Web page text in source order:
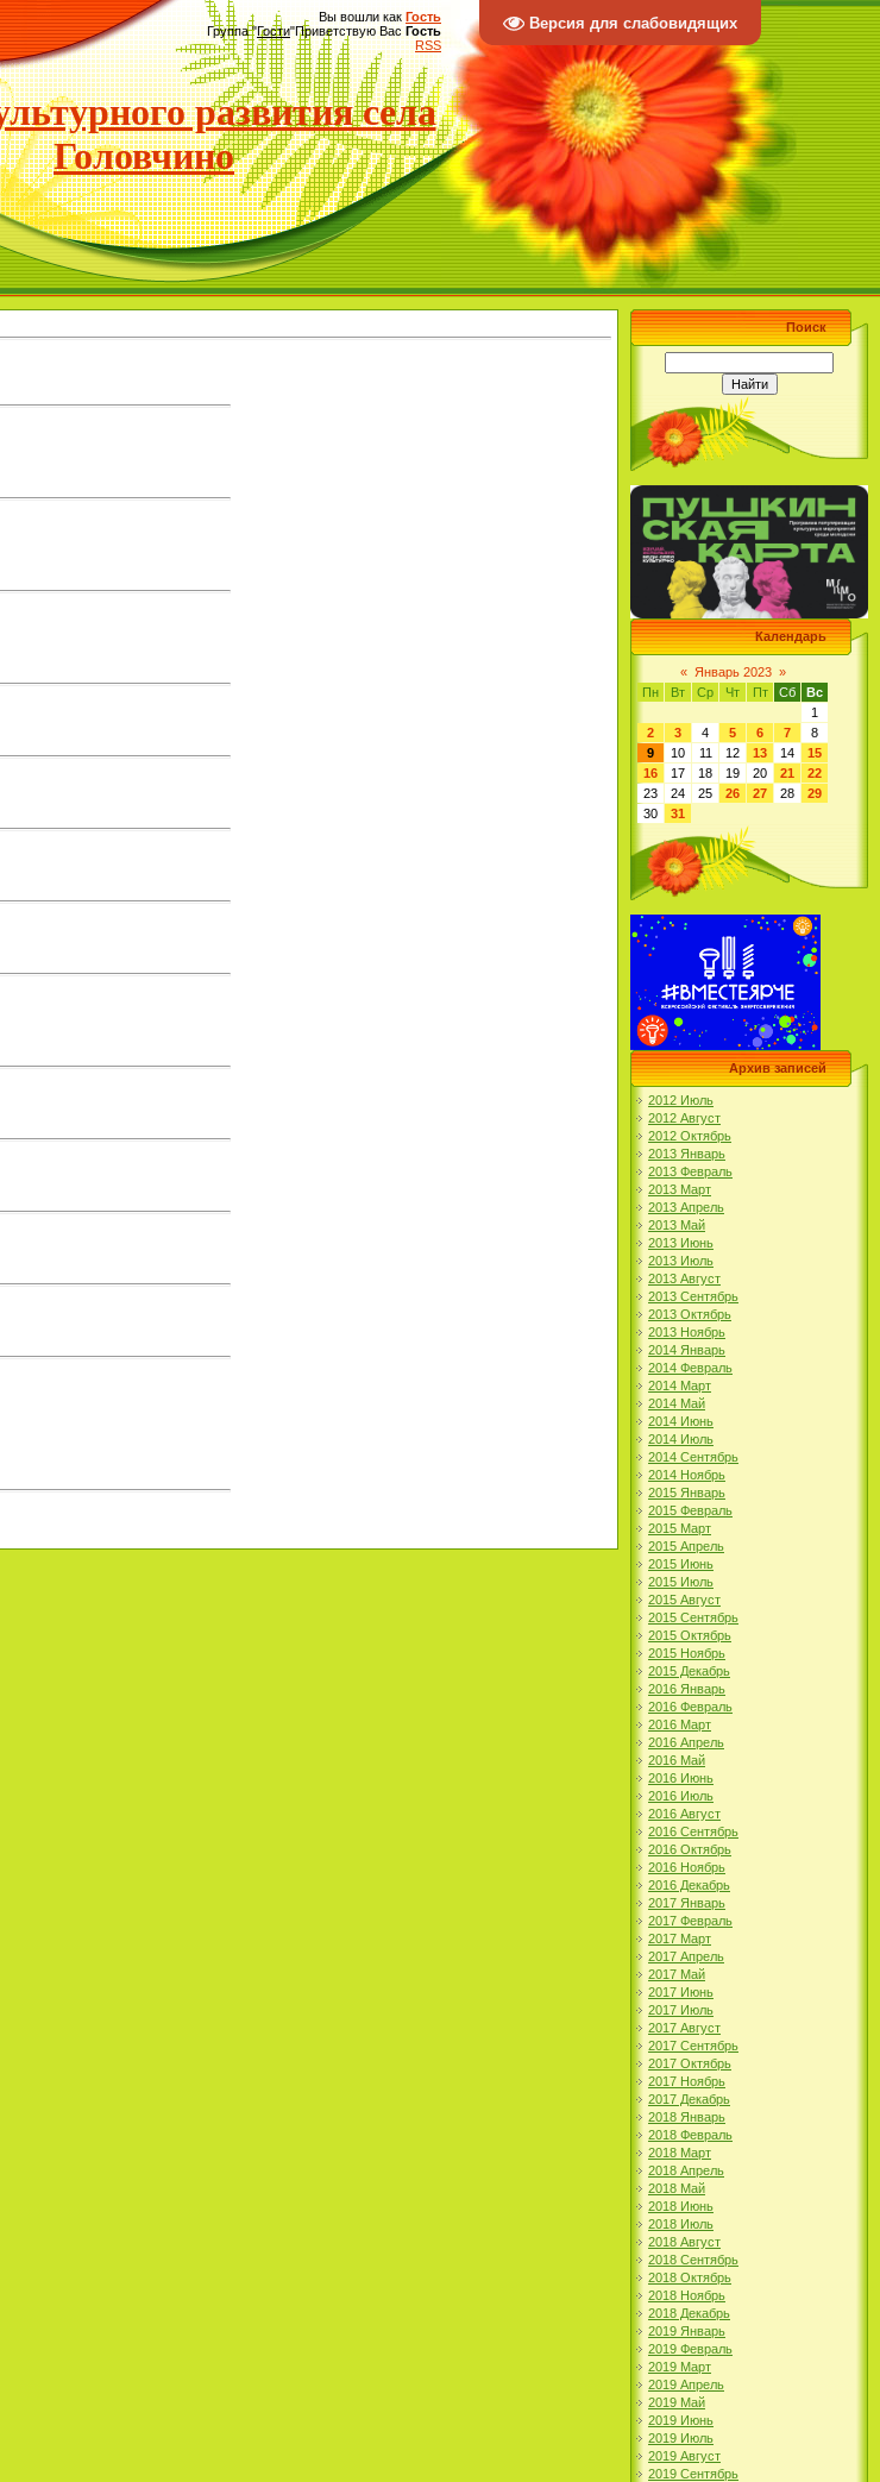
Версия для слабовидящих
Вы вошли как Гость
Группа"Гости"Приветствую Вас Гость
RSS
развития села
Головчино
Поиск
Календарь
« Январь 2023 »
Пн
Вт Ср Чт Пт Сб
Вс
1
2
3 4 5 6 7
8
9
10 11 12 13 14
15
16
17 18 19 20 21
22
23
24 25 26 27 28
29
30
31
Архив записей
2012 Июль
2012 Август
2012 Октябрь
2013 Январь
2013 Февраль
2013 Март
2013 Апрель
2013 Май
2013 Июнь
2013 Июль
2013 Август
2013 Сентябрь
2013 Октябрь
2013 Ноябрь
2014 Январь
2014 Февраль
2014 Март
2014 Май
2014 Июнь
2014 Июль
2014 Сентябрь
2014 Ноябрь
2015 Январь
2015 Февраль
2015 Март
2015 Апрель
2015 Июнь
2015 Июль
2015 Август
2015 Сентябрь
2015 Октябрь
2015 Ноябрь
2015 Декабрь
2016 Январь
2016 Февраль
2016 Март
2016 Апрель
2016 Май
2016 Июнь
2016 Июль
2016 Август
2016 Сентябрь
2016 Октябрь
2016 Ноябрь
2016 Декабрь
2017 Январь
2017 Февраль
2017 Март
2017 Апрель
2017 Май
2017 Июнь
2017 Июль
2017 Август
2017 Сентябрь
2017 Октябрь
2017 Ноябрь
2017 Декабрь
2018 Январь
2018 Февраль
2018 Март
2018 Апрель
2018 Май
2018 Июнь
2018 Июль
2018 Август
2018 Сентябрь
2018 Октябрь
2018 Ноябрь
2018 Декабрь
2019 Январь
2019 Февраль
2019 Март
2019 Апрель
2019 Май
2019 Июнь
2019 Июль
2019 Август
2019 Сентябрь